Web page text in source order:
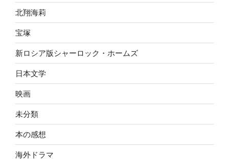
北翔海莉
宝塚
新ロシア版シャーロック・ホームズ
日本文学
映画
未分類
本の感想
海外ドラマ